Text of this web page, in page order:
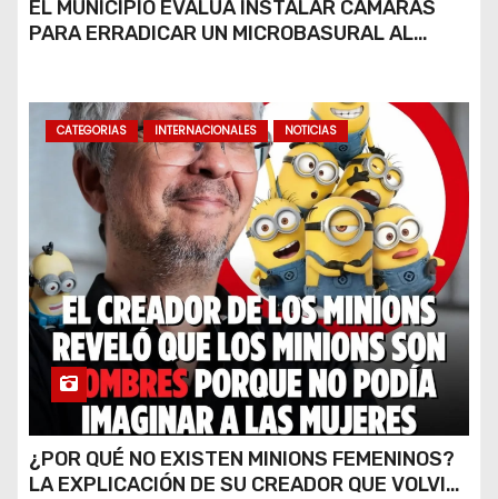
EL MUNICIPIO EVALÚA INSTALAR CÁMARAS
PARA ERRADICAR UN MICROBASURAL AL
CATEGORIAS INTERNACIONALES NOTICIAS
¿POR QUÉ NO EXISTEN MINIONS FEMENINOS?
LA EXPLICACIÓN DE SU CREADOR QUE VOLVIÓ